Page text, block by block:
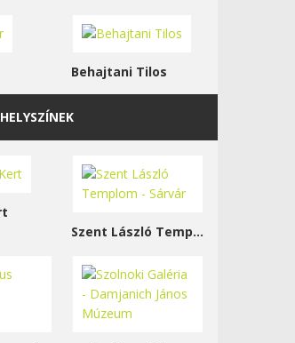
Behajtani Tilos
Szent László Templom - Sárvár